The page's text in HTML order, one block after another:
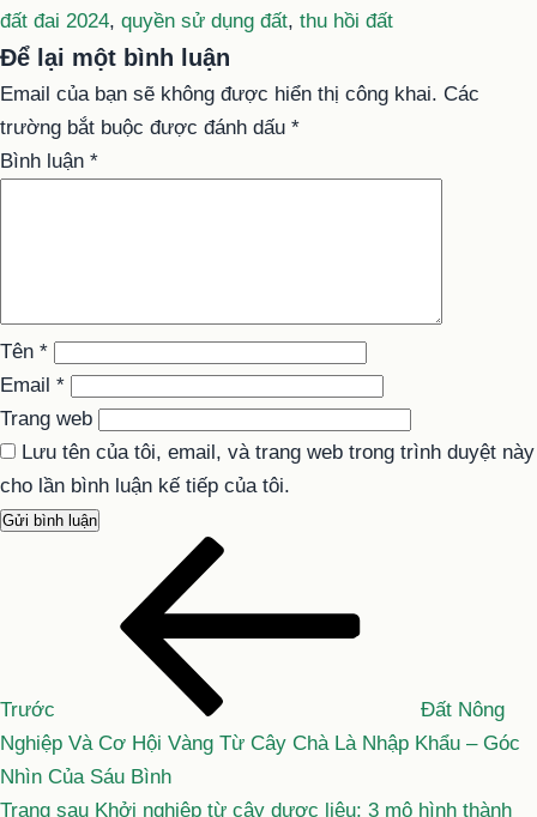
đất đai 2024, quyền sử dụng đất, thu hồi đất
Để lại một bình luận
Email của bạn sẽ không được hiển thị công khai. Các
trường bắt buộc được đánh dấu *
Bình luận *
Tên *
Email *
Trang web
Lưu tên của tôi, email, và trang web trong trình duyệt này
cho lần bình luận kế tiếp của tôi.
viết
Trước
Đất Nông
Nghiệp Và Cơ Hội Vàng Từ Cây Chà Là Nhập Khẩu – Góc
Nhìn Của Sáu Bình
Bài
Trang sau Khởi nghiệp từ cây dược liệu: 3 mô hình thành